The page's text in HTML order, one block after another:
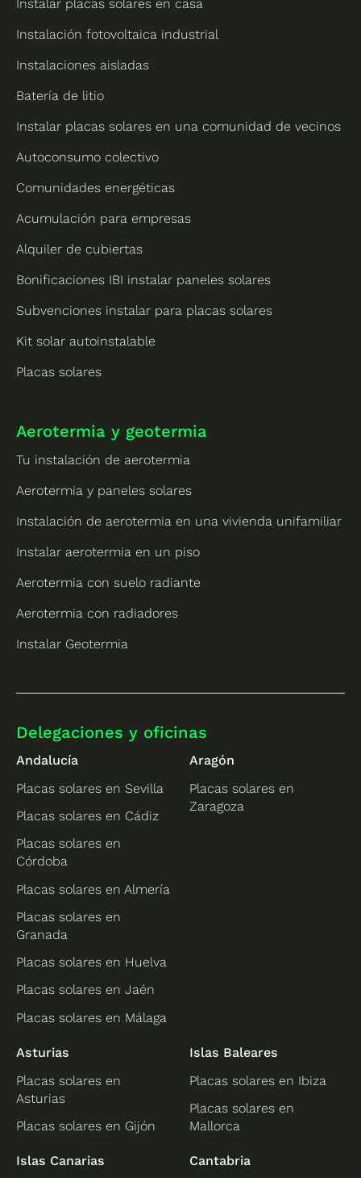
Instalar placas solares en casa
Instalación fotovoltaica industrial
Instalaciones aisladas
Batería de litio
Instalar placas solares en una comunidad de vecinos
Autoconsumo colectivo
Comunidades energéticas
Acumulación para empresas
Alquiler de cubiertas
Bonificaciones IBI instalar paneles solares
Subvenciones instalar para placas solares
Kit solar autoinstalable
Placas solares
Aerotermia y geotermia
Tu instalación de aerotermia
Aerotermia y paneles solares
Instalación de aerotermia en una vivienda unifamiliar
Instalar aerotermia en un piso
Aerotermia con suelo radiante
Aerotermia con radiadores
Instalar Geotermia
Delegaciones y oficinas
Andalucía
Placas solares en Sevilla
Placas solares en Cádiz
Placas solares en
Córdoba
Placas solares en Almería
Placas solares en
Granada
Placas solares en Huelva
Placas solares en Jaén
Placas solares en Málaga
Aragón
Placas solares en
Zaragoza
Asturias
Placas solares en
Asturias
Placas solares en Gijón
Islas Baleares
Placas solares en Ibiza
Placas solares en
Mallorca
Islas Canarias
Cantabria